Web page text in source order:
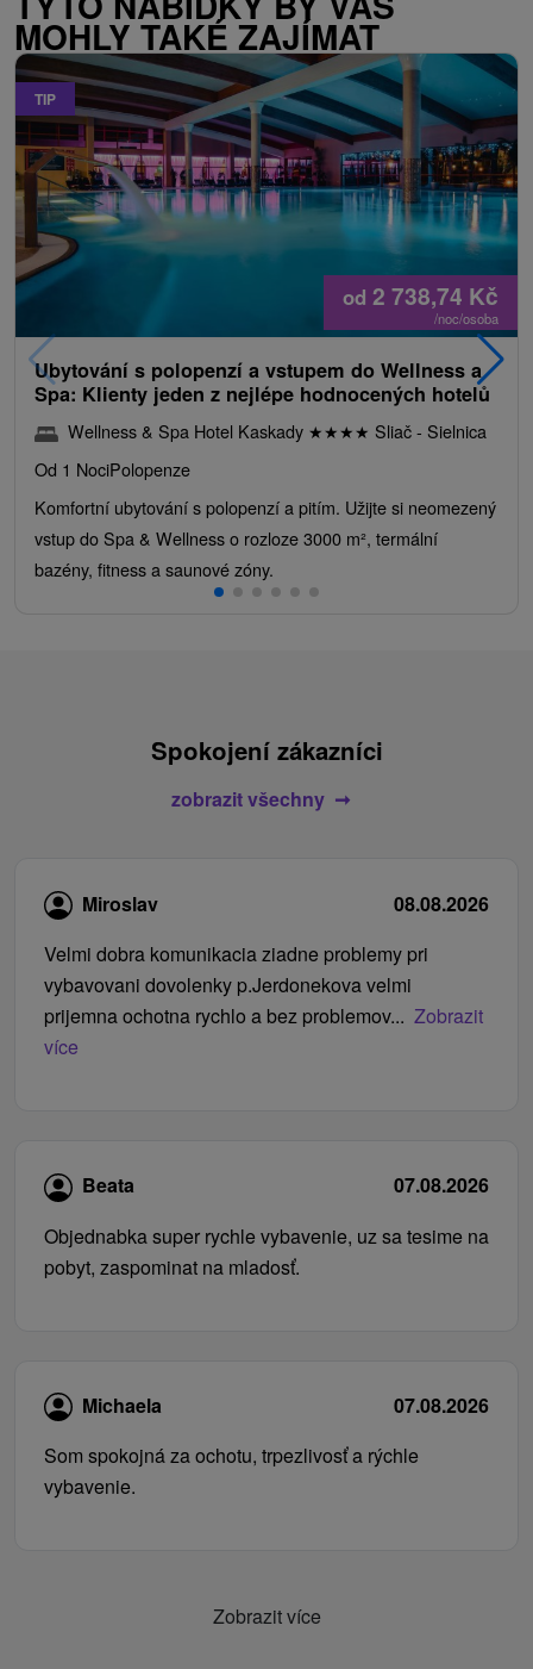
MOHLY TAKÉ ZAJÍMAT
TIP
od 2 738,74 Kč
/noc/osoba
Ubytování s polopenzí a vstupem do Wellness a
Spa: Klienty jeden z nejlépe hodnocených hotelů
Wellness & Spa Hotel Kaskady ★★★★ Sliač - Sielnica
Od 1 NociPolopenze
Komfortní ubytování s polopenzí a pitím. Užijte si neomezený
vstup do Spa & Wellness o rozloze 3000 m², termální
bazény, fitness a saunové zóny.
Spokojení zákazníci
zobrazit všechny
Miroslav
08.08.2026
Velmi dobra komunikacia ziadne problemy pri
vybavovani dovolenky p.Jerdonekova velmi
prijemna ochotna rychlo a bez problemov... Zobrazit
více
Beata
07.08.2026
Objednabka super rychle vybavenie, uz sa tesime na
pobyt, zaspominat na mladosť.
Michaela
07.08.2026
Som spokojná za ochotu, trpezlivosť a rýchle
vybavenie.
Zobrazit více